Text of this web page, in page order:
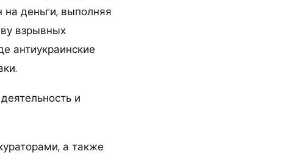
на деньги, выполняя
взрывных
антиукраинские
и
а также